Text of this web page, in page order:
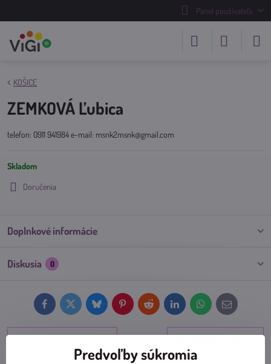
Panel používateľa
KOŠICE
ZEMKOVÁ Ľubica
telefon: 0911 941984 e-mail: msnk2msnk@gmail.com
Skladom
Doručenia
Doplnkové informácie
Diskusia 0
FacebookTwitter BlueskyPinterestReddit LinkedInWhatsApp
E-
mail
Predvoľby súkromia